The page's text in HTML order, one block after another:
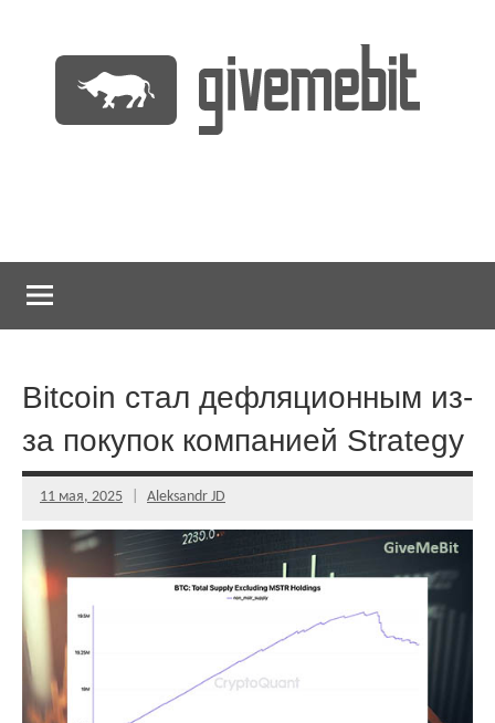
содержимому
Bitcoin стал дефляционным из-
за покупок компанией Strategy
11 мая, 2025 Aleksandr JD